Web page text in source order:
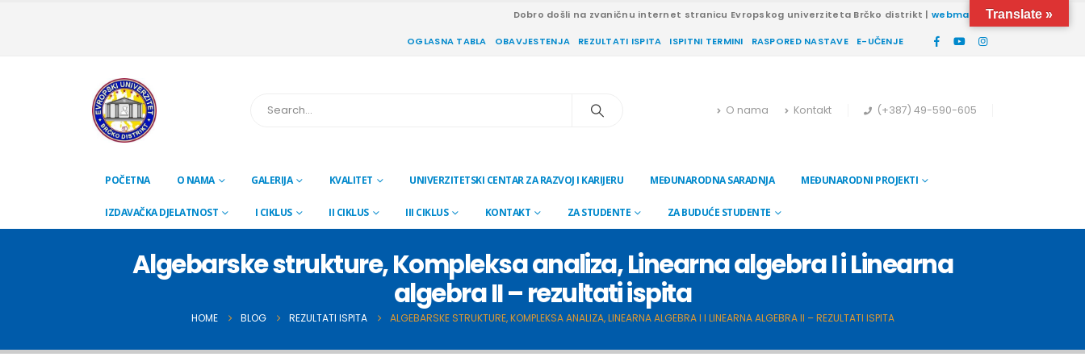
Dobro došli na zvaničnu internet stranicu Evropskog univerziteta Brčko distrikt |webmail
OGLASNA TABLA OBAVJESTENJA REZULTATI ISPITA ISPITNI TERMINI RASPORED NASTAVE E-UČENJE
O nama Kontakt (+387) 49-590-605
POČETNA O NAMA GALERIJA KVALITET UNIVERZITETSKI CENTAR ZA RAZVOJ I KARIJERU MEĐUNARODNA SARADNJA MEĐUNARODNI PROJEKTI
IZDAVAČKA DJELATNOST I CIKLUS II CIKLUS III CIKLUS KONTAKT ZA STUDENTE ZA BUDUĆE STUDENTE
Algebarske strukture, Kompleksa analiza, Linearna algebra I i Linearna
algebra II – rezultati ispita
HOME BLOG REZULTATI ISPITA ALGEBARSKE STRUKTURE, KOMPLEKSA ANALIZA, LINEARNA ALGEBRA I I LINEARNA ALGEBRA II – REZULTATI ISPITA
Translate »